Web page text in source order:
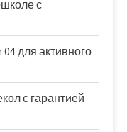
с
для активного
с гарантией